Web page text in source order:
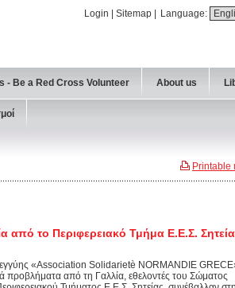
Language:
Login Sitemap
- Be a Red Cross Volunteer About us
Printable
από το Περιφερειακό Τμήμα Ε.Ε.Σ.
«Association Solidarietè NORMANDIE
προβλήματα από τη Γαλλία, εθελοντές του Σώματος